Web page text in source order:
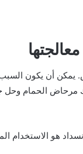
يمكن أن يكون
الحمام وحل
هو الاستخدام